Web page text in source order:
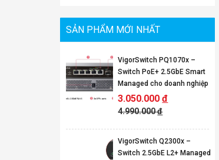
SẢN PHẨM MỚI NHẤT
VigorSwitch PQ1070x –
Switch PoE+ 2.5GbE Smart
Managed cho doanh nghiệp
3.050.000đ
4.990.000đ
VigorSwitch Q2300x –
Switch 2.5GbE L2+ Managed